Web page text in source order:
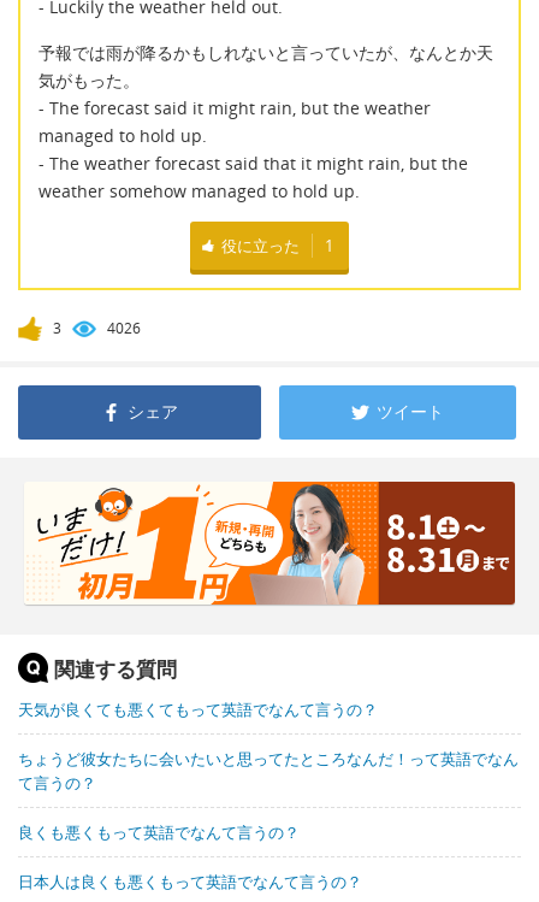
- Luckily the weather held out.
予報では雨が降るかもしれないと言っていたが、なんとか天
気がもった。
- The forecast said it might rain, but the weather
managed to hold up.
- The weather forecast said that it might rain, but the
weather somehow managed to hold up.
役に立った 1
3 4026
シェア ツイート
関連する質問
天気が良くても悪くてもって英語でなんて言うの？
ちょうど彼女たちに会いたいと思ってたところなんだ！って英語でなん
て言うの？
良くも悪くもって英語でなんて言うの？
日本人は良くも悪くもって英語でなんて言うの？